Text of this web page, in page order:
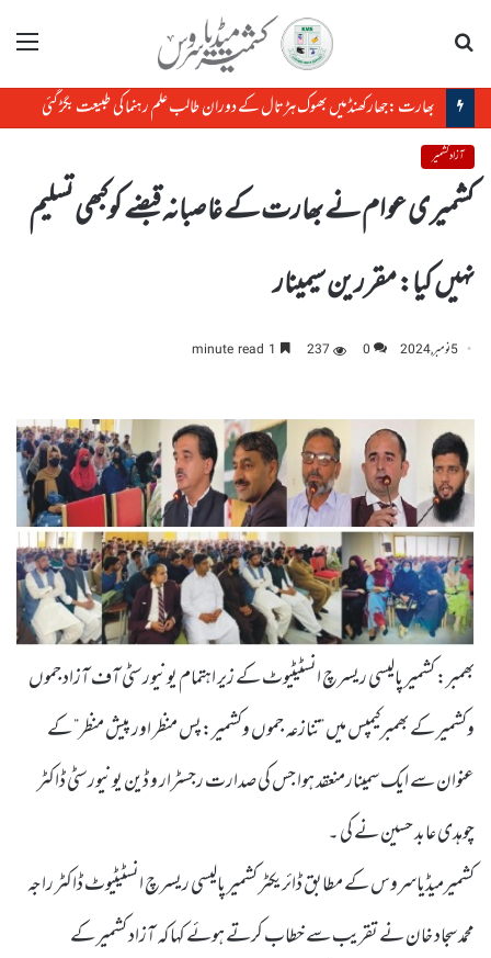
مینو
بھارت :جھارکھنڈمیں بھوک ہڑتال کے دوران طالب علم رہنما کی طبیعت بگڑ گئی
آزاد کشمیر
کشمیری عوام نے بھارت کے غاصبانہ قبضے کوکبھی تسلیم
نہیں کیا: مقررین سیمینار
5 نومبر, 2024 0
237
بھمبر: کشمیر پالیسی ریسرچ انسٹیٹیوٹ کے زیر اہتمام یونیورسٹی آف آزاد جموں
وکشمیر کے بھمبرکیمپس میں ”تنازعہ جموں وکشمیر:پس منظر اور پیش منظر” کے
عنوان سے ایک سمینارمنعقد ہوا جس کی صدارت رجسٹرار و ڈین یونیورسٹی ڈاکٹر
چوہدی عابد حسین نے کی ۔
کشمیرمیڈیاسروس کے مطابق ڈائریکٹر کشمیر پالیسی ریسرچ انسٹیٹیوٹ ڈاکٹر راجہ
محمد سجاد خان نے تقریب سے خطاب کرتے ہوئے کہا کہ آزاد کشمیر کے